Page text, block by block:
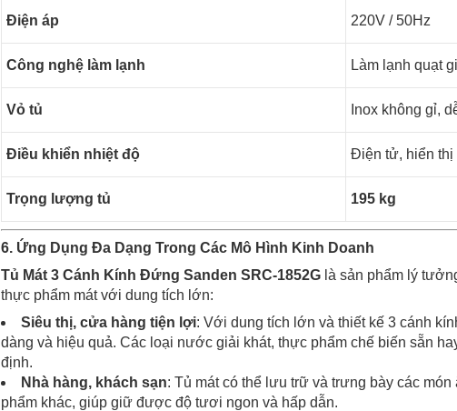
Điện áp 220V / 50Hz
Công nghệ làm lạnh Làm lạnh quạt
Vỏ tủ Inox không gỉ,
Điều khiển nhiệt độ Điện tử, hiển thị
Trọng lượng tủ 195 kg
6. Ứng Dụng Đa Dạng Trong Các Mô Hình Kinh Doanh
Tủ Mát 3 Cánh Kính Đứng Sanden SRC-1852G là sản phẩm lý
thực phẩm mát với dung tích lớn:
Siêu thị, cửa hàng tiện lợi: Với dung tích lớn và thiết kế 3 cánh
dàng và hiệu quả. Các loại nước giải khát, thực phẩm chế biến sẵn
định.
Nhà hàng, khách sạn: Tủ mát có thể lưu trữ và trưng bày các
phẩm khác, giúp giữ được độ tươi ngon và hấp dẫn.